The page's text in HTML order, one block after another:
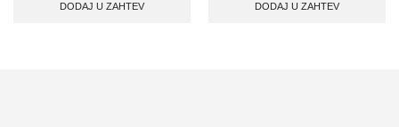
DODAJ U ZAHTEV DODAJ U ZAHTEV